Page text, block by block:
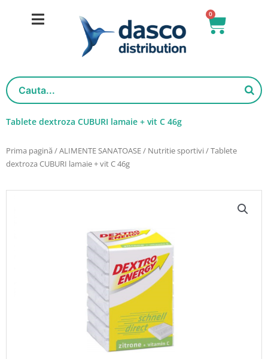
0
Cart
Tablete dextroza CUBURI lamaie + vit C 46g
Prima pagină /ALIMENTE SANATOASE/ Nutritie sportivi/ Tablete
dextroza CUBURI lamaie + vit C 46g